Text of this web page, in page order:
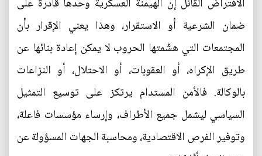
ضمان الشرعية أو الاستقرار، وهذا يعني الإقرار بأن
المجتمعات التي هشّمتها الحروب لا يمكن إعادة بنائها عن
طريق الإكراه، أو العقوبات، أو الاحتلال، أو النزاعات
بالوكالة. فالأمن المستدام يرتكز على توسيع التمثيل
السياسي ليشمل جميع الأطراف، وإرساء مؤسسات فاعلة،
وتوفير الفرص الاقتصادية، ومحاسبة الجهات المسؤولة عن